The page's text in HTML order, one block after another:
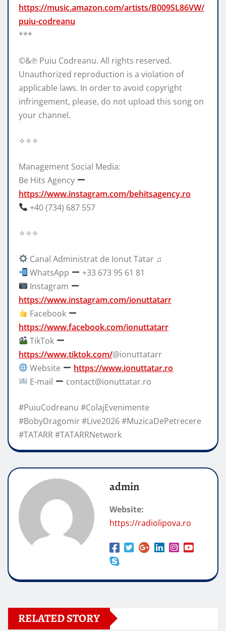
https://music.amazon.com/artists/B009SL86VW/
puiu-codreanu
***
©&℗ Puiu Codreanu. All rights reserved.
Unauthorized reproduction is a violation of
applicable laws. In order to avoid copyright
infringement, please, do not upload this song on
your channel.
✧✧✧
Management Social Media:
Be Hits Agency
https://www.instagram.com/behitsagency.ro
+40 (734) 687 557
✧✧✧
Canal Administrat de Ionut Tatar ♫
WhatsApp
+33 673 95 61 81
Instagram
https://www.instagram.com/ionuttatarr
Facebook
https://www.facebook.com/ionuttatarr
TikTok
https://www.tiktok.com/@ionuttatarr
Website
https://www.ionuttatar.ro
E-mail
contact@ionuttatar.ro
#PuiuCodreanu #ColajEvenimente
#BobyDragomir #Live2026 #MuzicaDePetrecere
#TATARR #TATARRNetwork
admin
Website:
https://radiolipova.ro
RELATED STORY